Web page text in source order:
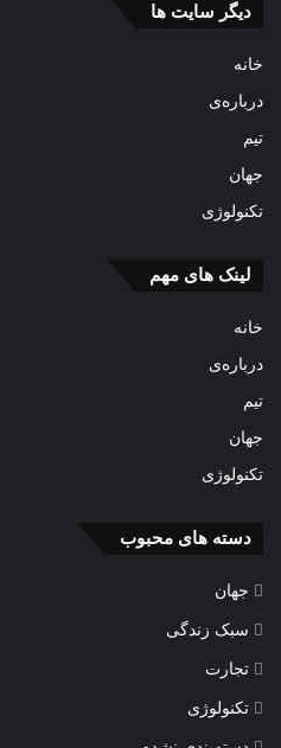
دیگر سایت ها
خانه
درباره‌ی
تیم
جهان
تکنولوژی
لینک های مهم
خانه
درباره‌ی
تیم
جهان
تکنولوژی
دسته های محبوب
جهان
سبک زندگی
تجارت
تکنولوژی